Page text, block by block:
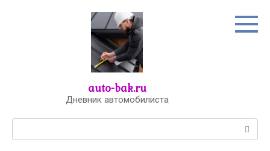
auto-bak.ru
Дневник автомобилиста